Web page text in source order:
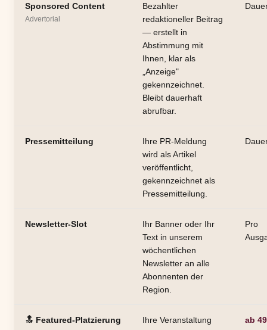
Sponsored Content
Advertorial
Bezahlter
redaktioneller Beitrag
— erstellt in
Abstimmung mit
Ihnen, klar als
„Anzeige"
gekennzeichnet.
Bleibt dauerhaft
abrufbar.
Pressemitteilung
Ihre PR-Meldung
wird als Artikel
veröffentlicht,
gekennzeichnet als
Pressemitteilung.
Newsletter-Slot
Ihr Banner oder Ihr
Text in unserem
wöchentlichen
Newsletter an alle
Abonnenten der
Region.
Pro
🔝 Featured-Platzierung
Ihre Veranstaltung
ab